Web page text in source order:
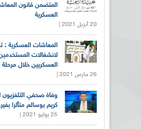
المتضمن قانون
العسكرية
20 أبريل 2021 |
المعاشات العسكرية :
لانشغالات
العسكريين خلال مرحلة
26 مارس 2021 |
وفاة صحفي
كريم بوسالم متأثرا
25 يوليو 2021 |